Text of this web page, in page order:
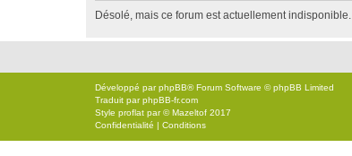
Désolé, mais ce forum est actuellement indisponible.
Développé parphpBB® Forum Software © phpBB Limited
Traduit parphpBB-fr.com
Style proflat par ©Mazeltof 2017
Confidentialité | Conditions